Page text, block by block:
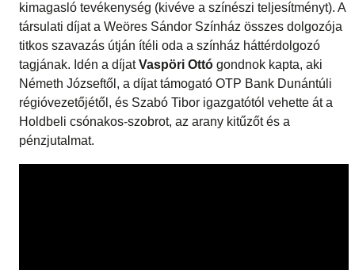
kimagasló tevékenység (kivéve a színészi teljesítményt). A
társulati díjat a Weöres Sándor Színház összes dolgozója
titkos szavazás útján ítéli oda a színház háttérdolgozó
tagjának. Idén a díjatVaspöri Ottó gondnok kapta, aki
Németh Józseftől, a díjat támogató OTP Bank Dunántúli
régióvezetőjétől, és Szabó Tibor igazgatótól vehette át a
Holdbeli csónakos-szobrot, az arany kitűzőt és a
pénzjutalmat.